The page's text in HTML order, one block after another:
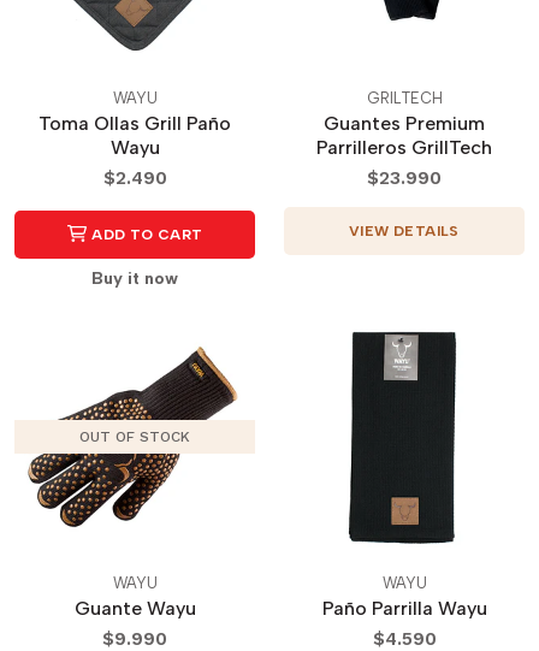
WAYU
Toma Ollas Grill Paño
Wayu
$2.490
ADD TO CART
Buy it now
GRILTECH
Guantes Premium
Parrilleros GrillTech
$23.990
VIEW DETAILS
OUT OF STOCK
WAYU
Guante Wayu
$9.990
WAYU
Paño Parrilla Wayu
$4.590